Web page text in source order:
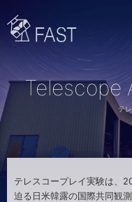
FAST
Telescope
テ
テレスコープレイ実験は、
迫る日米韓露の国際共同観